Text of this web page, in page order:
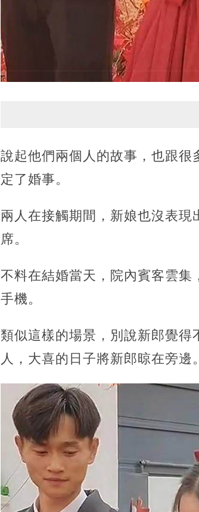
說起他們兩個人的故事，也跟
定了婚事。
兩人在接觸期間，新娘也沒表
席。
不料在結婚當天，院內賓客雲
手機。
類似這樣的場景，別說新郎覺
人，大喜的日子將新郎晾在旁邊。